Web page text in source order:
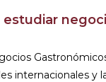
estudiar
internacionales y